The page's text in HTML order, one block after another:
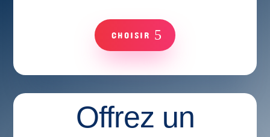
CHOISIR
Offrez un